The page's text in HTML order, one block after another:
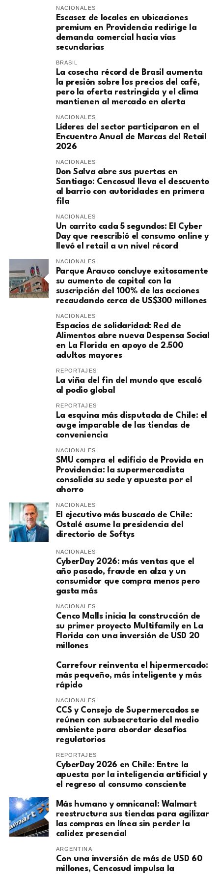
NACIONALES
Escasez de locales en ubicaciones
premium en Providencia redirige la
demanda comercial hacia vías
secundarias
BRASIL
La cosecha récord de Brasil aumenta
la presión sobre los precios del café,
pero la oferta restringida y el clima
mantienen al mercado en alerta
NACIONALES
Líderes del sector participaron en el
Encuentro Anual de Marcas del Retail
2026
NACIONALES
Don Salva abre sus puertas en
Santiago: Cencosud lleva el descuento
al barrio con autoridades en primera
fila
NACIONALES
Un carrito cada 5 segundos: El Cyber
Day que reescribió el consumo online y
llevó el retail a un nivel récord
NACIONALES
Parque Arauco concluye exitosamente
su aumento de capital con la
suscripción del 100% de las acciones
recaudando cerca de US$300 millones
NACIONALES
Espacios de solidaridad: Red de
Alimentos abre nueva Despensa Social
en La Florida en apoyo de 2.500
adultos mayores
REPORTAJES
La viña del fin del mundo que escaló
al podio global
REPORTAJES
La esquina más disputada de Chile: el
auge imparable de las tiendas de
conveniencia
NACIONALES
SMU compra el edificio de Provida en
Providencia: la supermercadista
consolida su sede y apuesta por el
ahorro
NACIONALES
El ejecutivo más buscado de Chile:
Ostalé asume la presidencia del
directorio de Softys
NACIONALES
CyberDay 2026: más ventas que el
año pasado, fraude en alza y un
consumidor que compra menos pero
gasta más
NACIONALES
Cenco Malls inicia la construcción de
su primer proyecto Multifamily en La
Florida con una inversión de USD 20
millones
Carrefour reinventa el hipermercado:
más pequeño, más inteligente y más
rápido
NACIONALES
CCS y Consejo de Supermercados se
reúnen con subsecretario del medio
ambiente para abordar desafíos
regulatorios
REPORTAJES
CyberDay 2026 en Chile: Entre la
apuesta por la inteligencia artificial y
el regreso al consumo consciente
Más humano y omnicanal: Walmart
reestructura sus tiendas para agilizar
las compras en línea sin perder la
calidez presencial
ARGENTINA
Con una inversión de más de USD 60
millones, Cencosud impulsa la